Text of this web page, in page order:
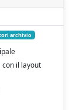
archivio
il layout